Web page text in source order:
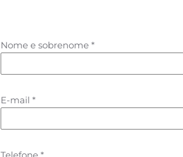
Nome e sobrenome *
E-mail *